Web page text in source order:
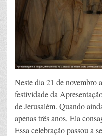
Neste dia 21 de novembro
festividade da
de Jerusalém. Quando
apenas três anos, Ela
Essa celebração passou a